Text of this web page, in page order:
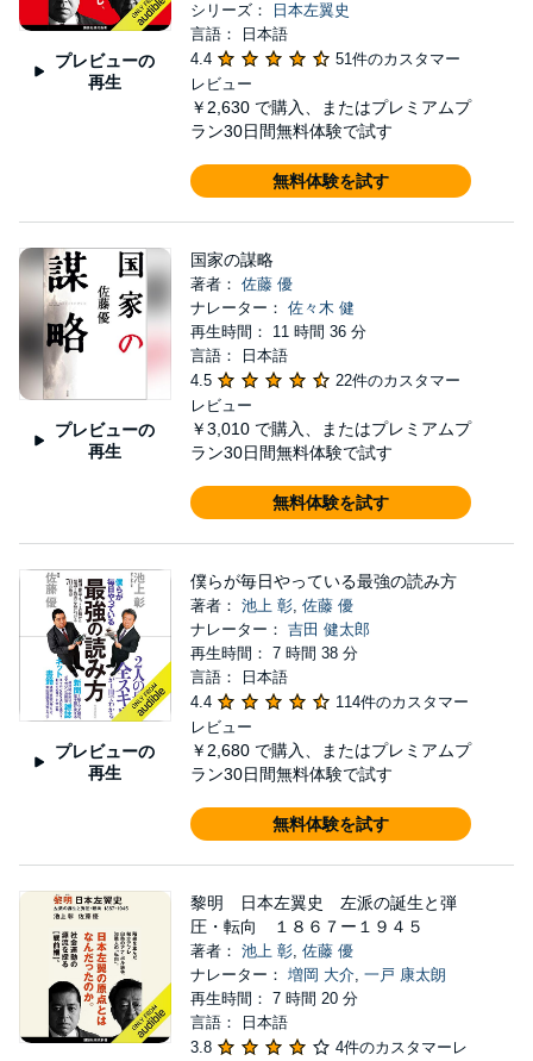
プレビューの
再生
シリーズ：
日本左翼史
言語： 日本語
4.4
51件のカスタマー
レビュー
￥2,630 で購入、またはプレミアムプ
ラン30日間無料体験で試す
無料体験を試す
プレビューの
再生
国家の謀略
著者： 佐藤 優
ナレーター： 佐々木 健
再生時間： 11 時間 36 分
言語： 日本語
4.5
22件のカスタマー
レビュー
￥3,010 で購入、またはプレミアムプ
ラン30日間無料体験で試す
無料体験を試す
プレビューの
再生
僕らが毎日やっている最強の読み方
著者： 池上 彰, 佐藤 優
ナレーター： 吉田 健太郎
再生時間： 7 時間 38 分
言語： 日本語
4.4
114件のカスタマー
レビュー
￥2,680 で購入、またはプレミアムプ
ラン30日間無料体験で試す
無料体験を試す
黎明 日本左翼史 左派の誕生と弾
圧・転向 １８６７ー１９４５
著者： 池上 彰, 佐藤 優
ナレーター： 増岡 大介, 一戸 康太朗
再生時間： 7 時間 20 分
言語： 日本語
3.8
4件のカスタマーレ